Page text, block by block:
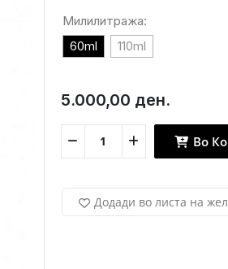
Милилитража:
60ml
110ml
5.000,00 ден.
Во
Додади во листа на